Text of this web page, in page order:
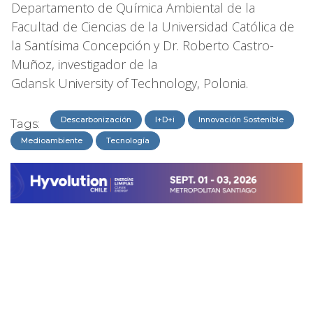
Departamento de Química Ambiental de la
Facultad de Ciencias de la Universidad Católica de
la Santísima Concepción y Dr. Roberto Castro-
Muñoz, investigador de la
Gdansk University of Technology, Polonia.
Tags: Descarbonización I+D+i Innovación Sostenible
Medioambiente Tecnología